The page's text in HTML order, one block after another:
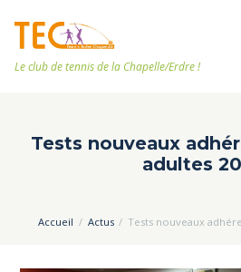
Le club de tennis de la Chapelle/Erdre !
Tests nouveaux
adultes
Accueil Actus Tests nouveaux